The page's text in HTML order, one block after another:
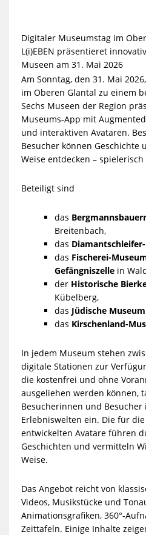
Digitaler Museumstag im
L(i)EBEN präsentieret
Museen am 31. Mai 2026
Am Sonntag, den 31. Mai
im Oberen Glantal zu einem
Sechs Museen der Region
Museums-App mit
und interaktiven Avataren.
Besucher können
Weise entdecken –
Beteiligt sind
das
Breitenbach,
das
das Fischerei-
Gefängniszellein
der Historische
Kübelberg,
das Jüdische Museum
das Kirschenland-
In jedem Museum stehen
digitale Stationen zur
die kostenfrei und ohne
ausgeliehen werden können,
Besucherinnen und
Erlebniswelten ein. Die für
entwickelten Avatare führen
Geschichten und vermitteln
Weise.
Das Angebot reicht von
Videos, Musikstücke und
Animationsgrafiken, 360°-
Zeittafeln. Einige Inhalte